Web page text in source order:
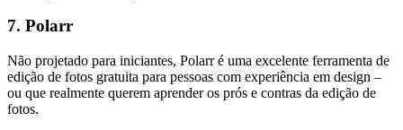
7. Polarr
Não projetado para iniciantes, Polarr é uma excelente ferramenta de
edição de fotos gratuita para pessoas com experiência em design –
ou que realmente querem aprender os prós e contras da edição de
fotos.